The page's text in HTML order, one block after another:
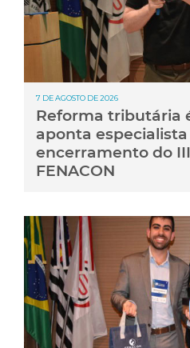
7 DE AGOSTO DE 2026
Reforma tributária
aponta
encerramento do
FENACON